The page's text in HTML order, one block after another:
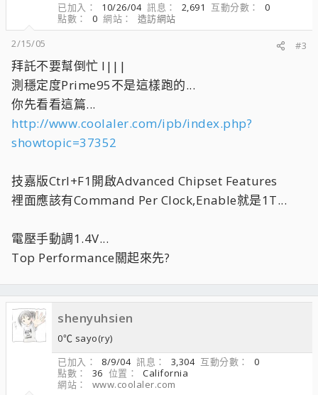
已加入
10/26/04 訊息 2,691 互動分數
0
點數
0 網站
造訪網站
2/15/05
#3
拜託不要幫倒忙 l|||
測穩定度Prime95不是這樣跑的...
你先看看這篇...
http://www.coolaler.com/ipb/index.php?
showtopic=37352
技嘉版Ctrl+F1開啟Advanced Chipset Features
裡面應該有Command Per Clock,Enable就是1T...
電壓手動調1.4V...
Top Performance關起來先?
shenyuhsien
0℃ sayo(ry)
已加入
8/9/04 訊息 3,304 互動分數
0
點數
36 位置
California
網站
www.coolaler.com